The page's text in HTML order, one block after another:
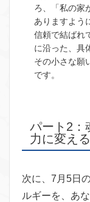
ろ、「私の家
ありますよう
信頼で結ばれ
に沿った、具
その小さな願
です。
パート2：
力に変える
次に、7月5日
ルギーを、あ